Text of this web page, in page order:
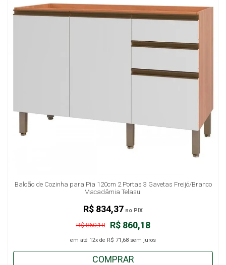
Balcão de Cozinha para Pia 120cm 2 Portas 3 Gavetas Freijó/Branco
Macadâmia Telasul
R$ 860,18
R$ 860,18
em até 12x de R$ 71,68 sem juros
R$ 834,37 no PIX
COMPRAR